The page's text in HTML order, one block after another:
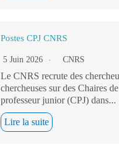
Postes CPJ CNRS
5 Juin 2026 CNRS
Le CNRS recrute des
chercheuses sur des Chaires de
professeur junior (CPJ) dans...
Lire la suite